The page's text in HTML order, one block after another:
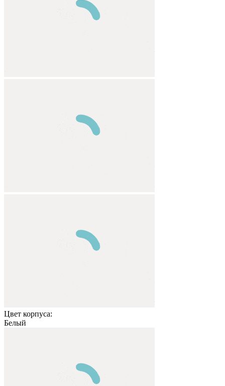
Цвет корпуса:
Белый